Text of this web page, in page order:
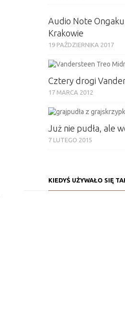
Audio Note
Krakowie
19 PAŹDZIERNIKA 2017
Cztery drogi
17 MARCA 2012
Już nie pudła, ale
7 LUTEGO 2015
KIEDYŚ UŻYWAŁO SIĘ